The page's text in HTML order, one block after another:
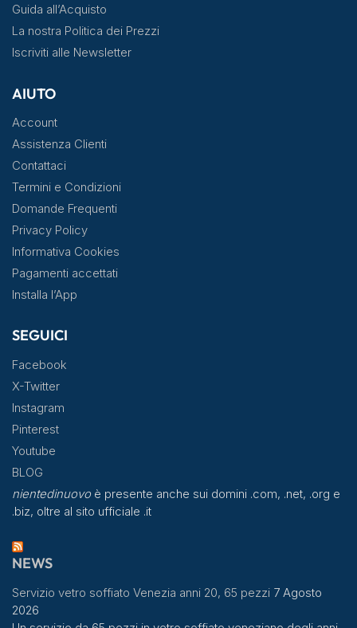
Guida all’Acquisto
La nostra Politica dei Prezzi
Iscriviti alle Newsletter
AIUTO
Account
Assistenza Clienti
Contattaci
Termini e Condizioni
Domande Frequenti
Privacy Policy
Informativa Cookies
Pagamenti accettati
Installa l’App
SEGUICI
Facebook
X-Twitter
Instagram
Pinterest
Youtube
BLOG
nientedinuovoè presente anche sui domini .com, .net, .org e
.biz, oltre al sito ufficiale .it
NEWS
Servizio vetro soffiato Venezia anni 20, 65 pezzi 7 Agosto
2026